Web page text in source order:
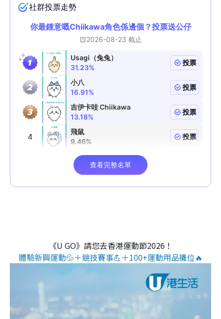
《U GO》請您去香港運動節2026！
體驗新興運動💦＋競技賽事💪＋100+運動用品攤位🔥